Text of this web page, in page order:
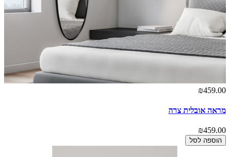
₪459.00
מראה אובלית צרה
₪459.00
הוספה לסל